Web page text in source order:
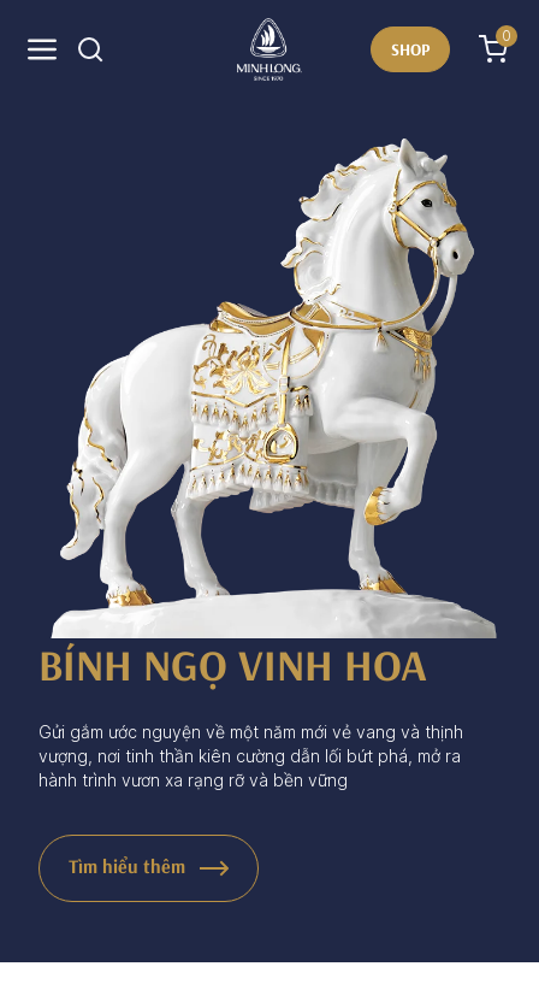
SHOP
0
BÍNH NGỌ VINH HOA
Gửi gắm ước nguyện về một năm mới vẻ vang và thịnh
vượng, nơi tinh thần kiên cường dẫn lối bứt phá, mở ra
hành trình vươn xa rạng rỡ và bền vững
Tìm hiểu thêm